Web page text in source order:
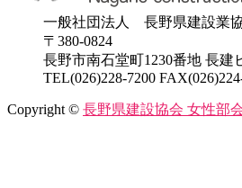
一般社団法人 長野県建設業
〒380-0824
長野市南石堂町1230番地 長建
TEL(026)228-7200
Copyright © 長野県建設協会 女性部